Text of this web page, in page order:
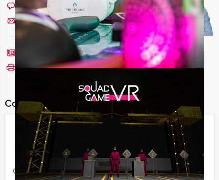
Chat met Jeroen
Stuur ons een mailtje
Bekijk printbare versie
Combineer dit uitje met:
Kolonisten Tablet Game in Dordrecht
Vanaf 12 personen ‐ 2 uur en 30 minuten
Groepsuitje met vrienden of een dagje uit met collega's